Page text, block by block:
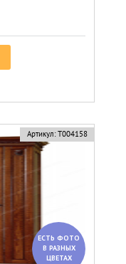
Артикул: Т004158
ЕСТЬ ФОТО
В РАЗНЫХ
ЦВЕТАХ